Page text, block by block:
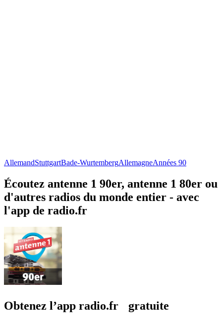
AllemandStuttgartBade-WurtembergAllemagneAnnées 90
Écoutez antenne 1 90er, antenne 1 80er ou
d'autres radios du monde entier - avec
l'app de radio.fr
Obtenez l’app radio.fr gratuite